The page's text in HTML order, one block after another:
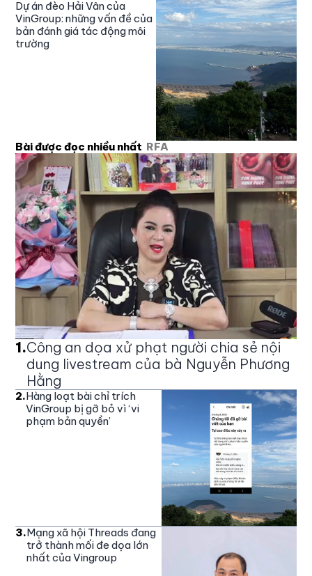
Dự án đèo Hải Vân của
VinGroup: những vấn đề của
bản đánh giá tác động môi
trường
Bài được đọc nhiều nhất RFA
1.Công an dọa xử phạt người chia sẻ nội
dung livestream của bà Nguyễn Phương
Hằng
2.Hàng loạt bài chỉ trích
VinGroup bị gỡ bỏ vì ‘vi
phạm bản quyền’
3.Mạng xã hội Threads đang
trở thành mối đe dọa lớn
nhất của Vingroup